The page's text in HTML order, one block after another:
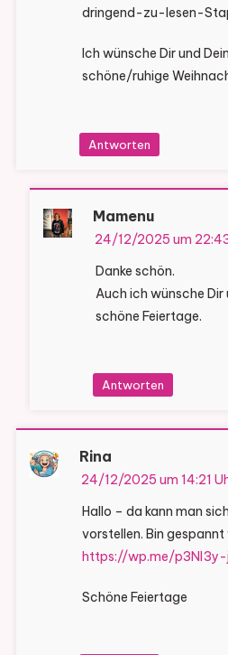
dringend-zu-lesen-
Ich wünsche Dir und
schöne/ruhige
Antworten
Mamenu
24/12/2025 um
Danke schön.
Auch ich wünsche Dir
schöne Feiertage.
Antworten
Rina
24/12/2025 um 14:21
Hallo – da kann man
vorstellen. Bin
https://wp.me/
Schöne Feiertage